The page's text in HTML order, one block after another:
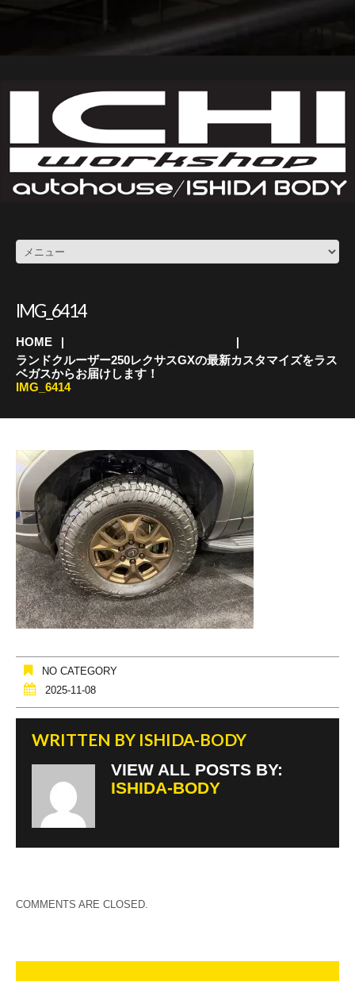
IMG_6414
HOME
ランドクルーザー250レクサスGXの最新カスタマイズをラス
ベガスからお届けします！
IMG_6414
NO CATEGORY
2025-11-08
WRITTEN BY ISHIDA-BODY
VIEW ALL POSTS BY:
ISHIDA-BODY
COMMENTS ARE CLOSED.